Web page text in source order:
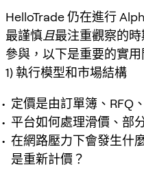
HelloTrade 仍在進行
最謹慎且最注重觀察的
參與，以下是重要的實用
1) 執行模型和市場結構
定價是由訂單簿、RFQ
平台如何處理滑價、部
在網路壓力下會發生什
是重新計價？